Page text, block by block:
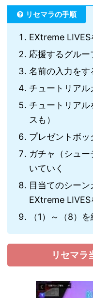
リセマラの手順
EXtreme
応援するグル
名前の入力をす
チュートリアル
チュートリア
スも）
プレゼントボ
ガチャ（シュー
いていく
目当てのシー
EXtreme
（1）～（8）
リセマラ